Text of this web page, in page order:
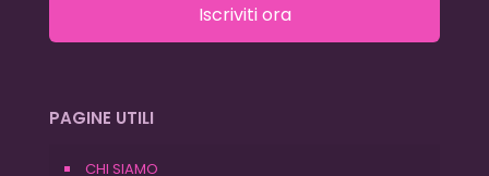
Iscriviti ora
PAGINE UTILI
CHI SIAMO